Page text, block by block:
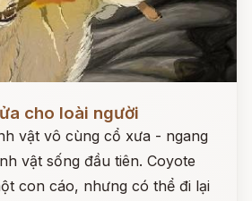
cho loài người
vật vô cùng cổ xưa - ngang
vật sống đầu tiên. Coyote
con cáo, nhưng có thể đi lại